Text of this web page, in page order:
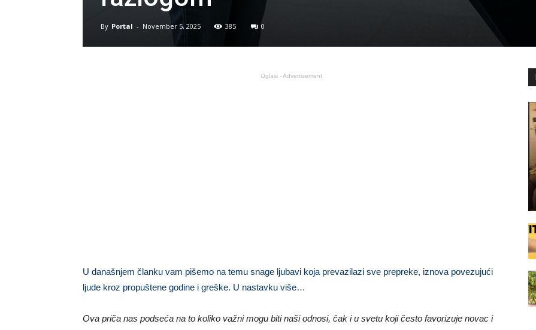
By Portal - November 5, 2025 385 0
Oglasi - Advertisement
U današnjem članku vam pišemo na temu snage ljubavi koja prevazilazi sve prepreke, iznova povezujući
ljude kroz propuštene godine i greške. U nastavku više…
Ova priča nas podseća na to koliko važni mogu biti naši odnosi, čak i u svetu koji često favorizuje novac i